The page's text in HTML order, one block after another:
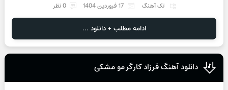
تک آهنگ 17 فروردین 1404 0 نظر
ادامه مطلب + دانلود ...
دانلود آهنگ فرزاد کارگر مو مشکی